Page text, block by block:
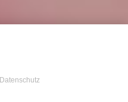
Datenschutz